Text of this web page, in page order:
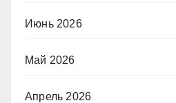
Июнь 2026
Май 2026
Апрель 2026